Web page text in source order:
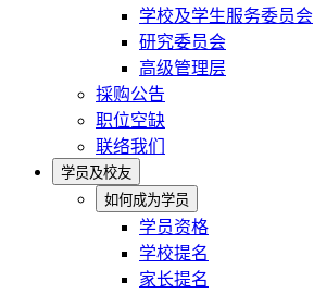
学校及学生服务委员会
研究委员会
高级管理层
採购公告
职位空缺
联络我们
学员及校友
如何成为学员
学员资格
学校提名
家长提名